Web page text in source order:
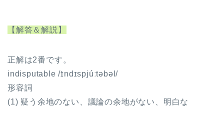
【解答＆解説】
正解は2番です。
indisputable /ɪ̀ndɪspjúːtəbəl/
形容詞
(1) 疑う余地のない、議論の余地がない、明白な